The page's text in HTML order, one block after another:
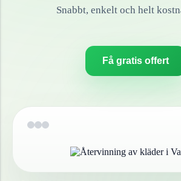
Snabbt, enkelt och helt
Få gratis offert